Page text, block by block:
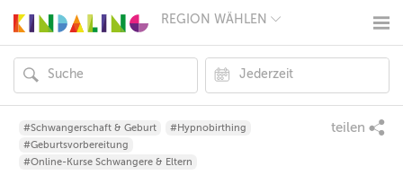
REGION WÄHLEN
MÜNCHEN
HAMBURG
FRANKFURT
KÖLN
DÜSSELDORF
ESSEN
#Schwangerschaft & Geburt
#Hypnobirthing
#Geburtsvorbereitung
#Online-Kurse Schwangere & Eltern
teilen